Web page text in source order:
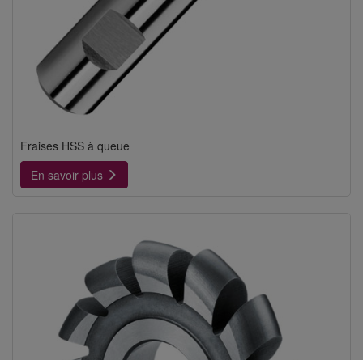
Fraises HSS à queue
En savoir plus